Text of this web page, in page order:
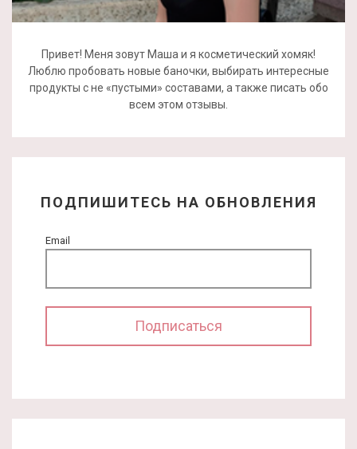
Привет! Меня зовут Маша и я косметический хомяк!
Люблю пробовать новые баночки, выбирать интересные
продукты с не «пустыми» составами, а также писать обо
всем этом отзывы.
ПОДПИШИТЕСЬ НА ОБНОВЛЕНИЯ
Email